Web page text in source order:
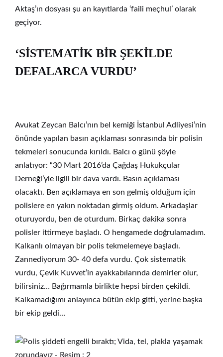
Aktaş’ın dosyası şu an kayıtlarda ‘faili meçhul’ olarak
geçiyor.
‘SİSTEMATİK BİR ŞEKİLDE
DEFALARCA VURDU’
Avukat Zeycan Balcı’nın bel kemiği İstanbul Adliyesi’nin
önünde yapılan basın açıklaması sonrasında bir polisin
tekmeleri sonucunda kırıldı. Balcı o günü şöyle
anlatıyor: “30 Mart 2016’da Çağdaş Hukukçular
Derneği’yle ilgili bir dava vardı. Basın açıklaması
olacaktı. Ben açıklamaya en son gelmiş olduğum için
polislere en yakın noktadan girmiş oldum. Arkadaşlar
oturuyordu, ben de oturdum. Birkaç dakika sonra
polisler ittirmeye başladı. O hengamede doğrulamadım.
Kalkanlı olmayan bir polis tekmelemeye başladı.
Zannediyorum 30- 40 defa vurdu. Çok sistematik
vurdu, Çevik Kuvvet’in ayakkabılarında demirler olur,
bilirsiniz… Bağırmamla birlikte hepsi birden çekildi.
Kalkamadığımı anlayınca bütün ekip gitti, yerine başka
bir ekip geldi…